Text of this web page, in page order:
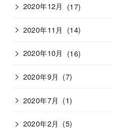
2020年12月 (17)
2020年11月 (14)
2020年10月 (16)
2020年9月 (7)
2020年7月 (1)
2020年2月 (5)